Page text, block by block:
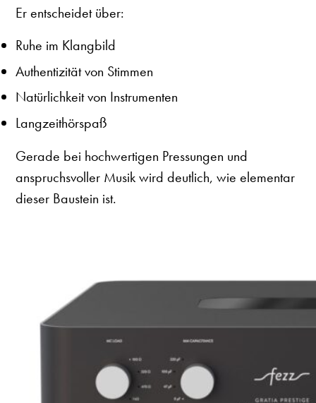
Er entscheidet über:
Ruhe im Klangbild
Authentizität von Stimmen
Natürlichkeit von Instrumenten
Langzeithörspaß
Gerade bei hochwertigen Pressungen und
anspruchsvoller Musik wird deutlich, wie elementar
dieser Baustein ist.